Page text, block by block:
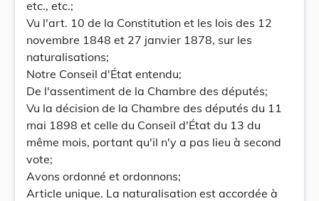
etc., etc.;
Vu l'art. 10 de la Constitution et les lois des 12
novembre 1848 et 27 janvier 1878, sur les
naturalisations;
Notre Conseil d'État entendu;
De l'assentiment de la Chambre des députés;
Vu la décision de la Chambre des députés du 11
mai 1898 et celle du Conseil d'État du 13 du
même mois, portant qu'il n'y a pas lieu à second
vote;
Avons ordonné et ordonnons;
Article unique. La naturalisation est accordée à